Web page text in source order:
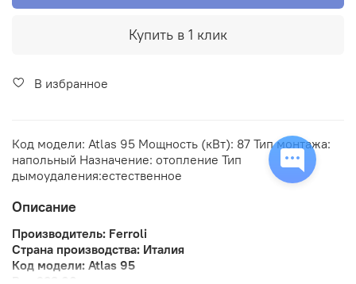
Купить в 1 клик
В избранное
Код модели: Atlas 95 Мощность (кВт): 87 Тип монтажа:
напольный Назначение: отопление Тип
дымоудаления:естественное
Описание
Производитель: Ferroli
Страна производства: Италия
Код модели: Atlas 95